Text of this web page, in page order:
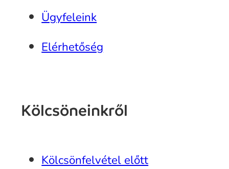
Ügyfeleink
Elérhetőség
Kölcsöneinkről
Kölcsönfelvétel előtt